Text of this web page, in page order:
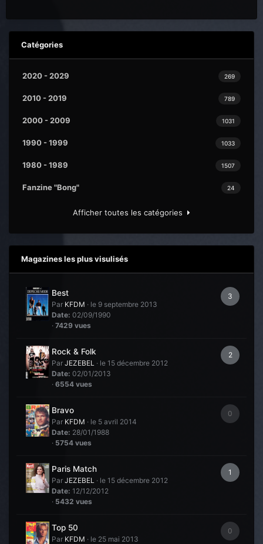
Catégories
269
2020 - 2029
789
2010 - 2019
1031
2000 - 2009
1033
1990 - 1999
1507
1980 - 1989
24
Fanzine "Bong"
Afficher toutes les catégories
Magazines les plus visulisés
3
Best
Par KFDM · le 9 septembre 2013
Date: 02/09/1990
· 7429 vues
2
Rock & Folk
Par JEZEBEL · le 15 décembre 2012
Date: 02/01/2013
· 6554 vues
0
Bravo
Par KFDM · le 5 avril 2014
Date: 28/01/1988
· 5754 vues
1
Paris Match
Par JEZEBEL · le 15 décembre 2012
Date: 12/12/2012
· 5432 vues
0
Top 50
Par KFDM · le 25 mai 2013